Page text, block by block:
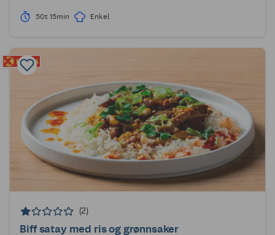
50t 15min Enkel
(2)
Biff satay med ris og grønnsaker